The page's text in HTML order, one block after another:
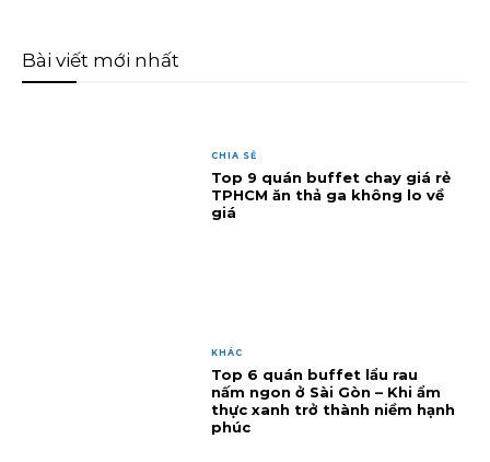
Bài viết mới nhất
CHIA SẺ
Top 9 quán buffet chay giá rẻ
TPHCM ăn thả ga không lo về
giá
KHÁC
Top 6 quán buffet lẩu rau
nấm ngon ở Sài Gòn – Khi ẩm
thực xanh trở thành niềm hạnh
phúc